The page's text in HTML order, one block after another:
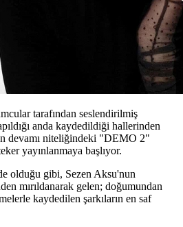
tarafından seslendirilmiş
anda kaydedildiği hallerinden
devamı niteliğindeki "DEMO 2"
yayınlanmaya başlıyor.
olduğu gibi, Sezen Aksu'nun
mırıldanarak gelen; doğumundan
kaydedilen şarkıların en saf